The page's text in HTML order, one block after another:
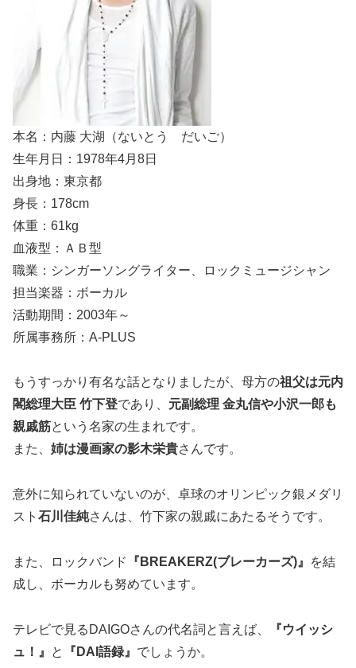
本名：内藤 大湖（ないとう だいご）
生年月日：1978年4月8日
出身地：東京都
身長：178cm
体重：61kg
血液型：ＡＢ型
職業：シンガーソングライター、ロックミュージシャン
担当楽器：ボーカル
活動期間：2003年～
所属事務所：A-PLUS
もうすっかり有名な話となりましたが、母方の祖父は元内
閣総理大臣 竹下登であり、 元副総理 金丸信や小沢一郎も
親戚筋という名家の生まれです。
また、 姉は漫画家の影木栄貴さんです。
意外に知られていないのが、卓球のオリンピック銀メダリ
スト 石川佳純さんは、竹下家の親戚にあたるそうです。
また、ロックバンド 『BREAKERZ(ブレーカーズ)』
を結
成し、ボーカルも努めています。
テレビで見るDAIGOさんの代名詞と言えば、
『ウイッシ
ュ！』
と 『DAI語録』 でしょうか。